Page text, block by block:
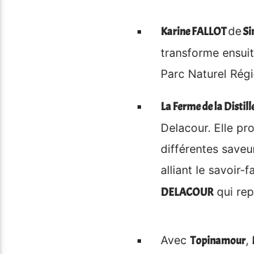
Karine FALLOTde
transforme
Parc Naturel
La Ferme de la
Delacour. Elle
différentes
alliant le savoir-
DELACOURqui
Avec Topinamour,